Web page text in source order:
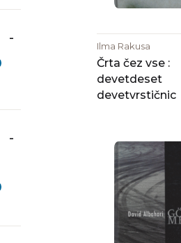
-
-
Ilma Rakusa
Črta čez vse :
devetdeset
devetvrstičnic